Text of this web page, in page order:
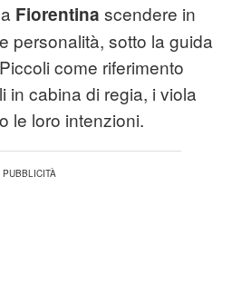
Fiorentina scendere in
personalità, sotto la guida
come riferimento
in cabina di regia, i viola
le loro intenzioni.